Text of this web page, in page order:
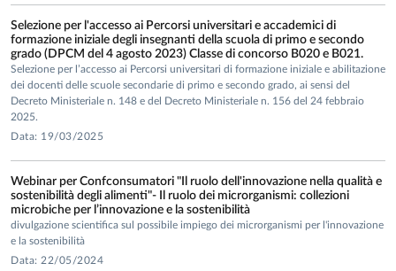
finanziato da Corbel (European project funding from
the European Union’s Horizon 2020 research and
innovation programme under grant agreement No
654248) (Febbraio 2017) (https://www.corbel-
project.eu/1st-open-call.html
). Dal 01/02/2017 al
30/12/2019.
competitivo revisione tra pari CARIPARMA (2017)
“Produzione di antimicrobici da scarti vegetali”. Il lavoro
di ricerca ha costruito le basi del brevetto nazionale n.
102019000006815 “Antimicrobici da scarti vegetali”
del 14 Maggio 2019. Dal 01/09/2017 al 01/09/2018.
Selezione per l'accesso ai Percorsi universitari e accademici di
formazione iniziale degli insegnanti della scuola di primo e secondo
grado (DPCM del 4 agosto 2023) Classe di concorso B020 e B021.
Selezione per l’accesso ai Percorsi universitari di formazione iniziale e abilitazione
dei docenti delle scuole secondarie di primo e secondo grado, ai sensi del
Decreto Ministeriale n. 148 e del Decreto Ministeriale n. 156 del 24 febbraio
2025.
Data: 19/03/2025
Webinar per Confconsumatori "Il ruolo dell'innovazione nella qualità e
sostenibilità degli alimenti"- Il ruolo dei microrganismi: collezioni
microbiche per l’innovazione e la sostenibilità
divulgazione scientifica sul possibile impiego dei microrganismi per l'innovazione
e la sostenibilità
Data: 22/05/2024